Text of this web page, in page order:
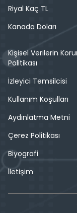
Riyal Kaç TL
Kanada Doları
Kişisel Verilerin
Politikası
İzleyici Temsilcisi
Kullanım Koşulları
Aydınlatma Metni
Çerez Politikası
Biyografi
İletişim